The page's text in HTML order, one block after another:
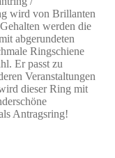
wird von Brillanten
werden die
abgerundeten
Ringschiene
Er passt zu
Veranstaltungen
dieser Ring mit
Antragsring!